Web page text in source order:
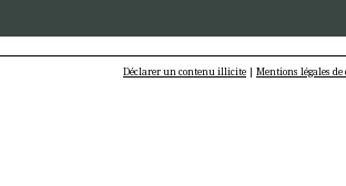
Déclarer un contenu illicite | Mentions légales de